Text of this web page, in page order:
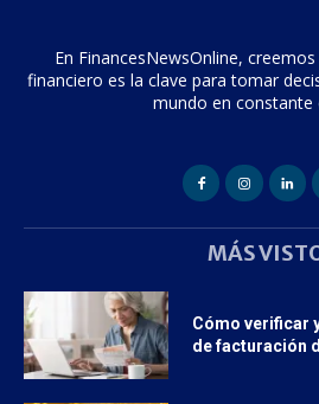
En FinancesNewsOnline,
financiero es la clave para tomar
mundo en constante
MÁS
Cómo verificar
de facturación